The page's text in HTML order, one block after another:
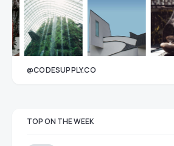
@CODESUPPLY.CO
TOP ON THE WEEK